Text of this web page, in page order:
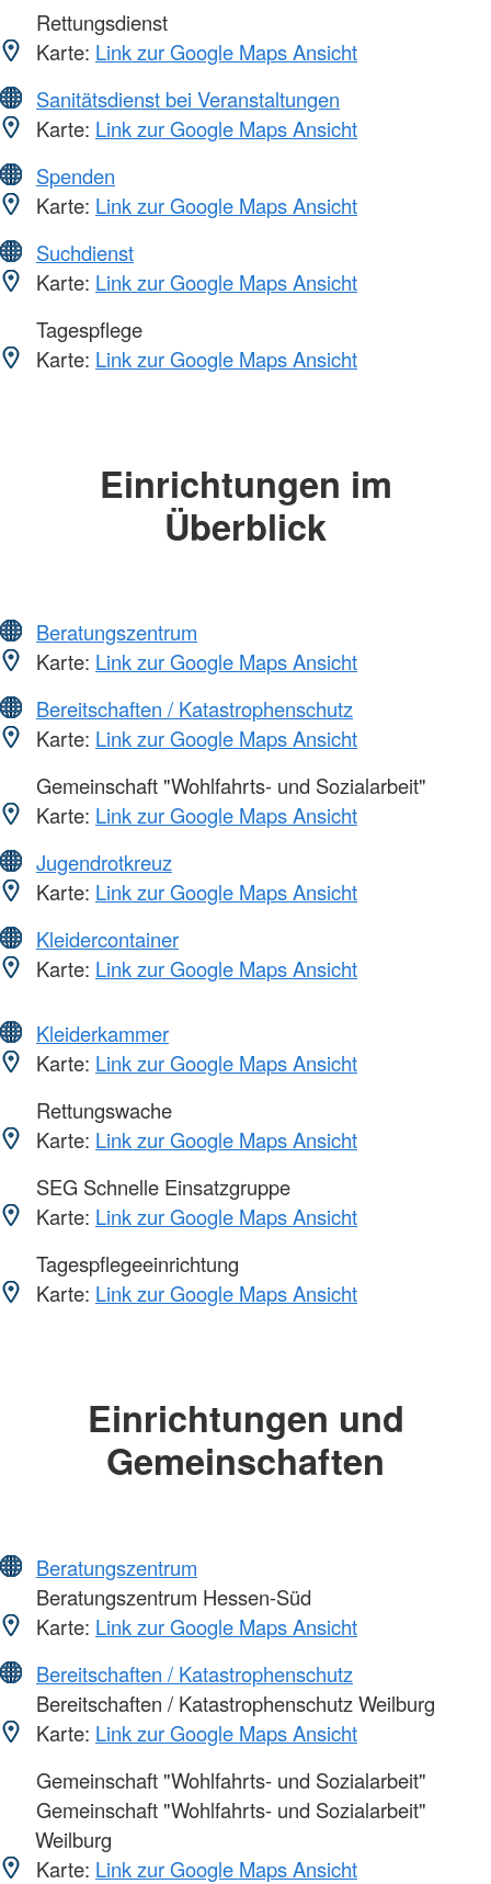
Rettungsdienst
Karte: Link zur Google Maps Ansicht
Sanitätsdienst bei Veranstaltungen
Karte: Link zur Google Maps Ansicht
Spenden
Karte: Link zur Google Maps Ansicht
Suchdienst
Karte: Link zur Google Maps Ansicht
Tagespflege
Karte: Link zur Google Maps Ansicht
Einrichtungen im
Überblick
Beratungszentrum
Karte: Link zur Google Maps Ansicht
Bereitschaften / Katastrophenschutz
Karte: Link zur Google Maps Ansicht
Gemeinschaft "Wohlfahrts- und Sozialarbeit"
Karte: Link zur Google Maps Ansicht
Jugendrotkreuz
Karte: Link zur Google Maps Ansicht
Kleidercontainer
Karte: Link zur Google Maps Ansicht
Kleiderkammer
Karte: Link zur Google Maps Ansicht
Rettungswache
Karte: Link zur Google Maps Ansicht
SEG Schnelle Einsatzgruppe
Karte: Link zur Google Maps Ansicht
Tagespflegeeinrichtung
Karte: Link zur Google Maps Ansicht
Einrichtungen und
Gemeinschaften
Beratungszentrum
Beratungszentrum Hessen-Süd
Karte: Link zur Google Maps Ansicht
Bereitschaften / Katastrophenschutz
Bereitschaften / Katastrophenschutz Weilburg
Karte: Link zur Google Maps Ansicht
Gemeinschaft "Wohlfahrts- und Sozialarbeit"
Gemeinschaft "Wohlfahrts- und Sozialarbeit"
Weilburg
Karte: Link zur Google Maps Ansicht